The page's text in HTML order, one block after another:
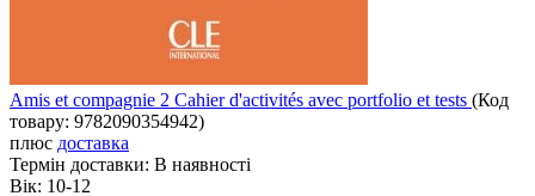
Amis et compagnie 2 Cahier d'activités avec portfolio et tests (Код
товару: 9782090354942)
плюс доставка
Термін доставки: В наявності
Вік: 10-12